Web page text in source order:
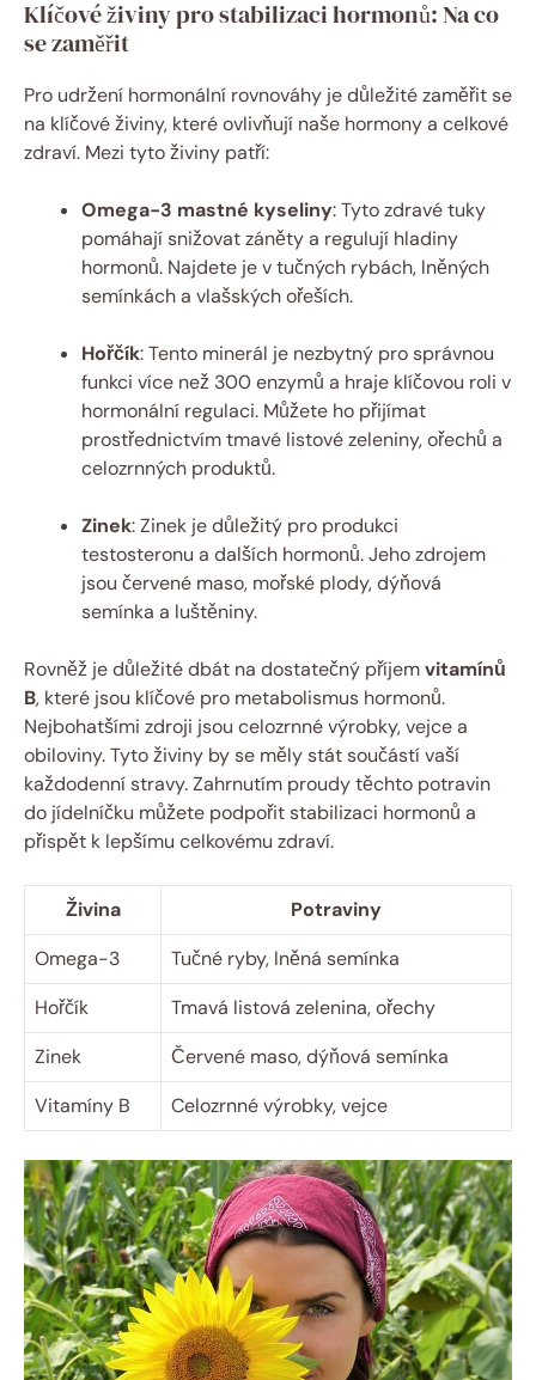
Klíčové živiny pro stabilizaci hormonů: Na co
se zaměřit
Pro udržení hormonální rovnováhy je důležité zaměřit se
na klíčové živiny, které ovlivňují naše hormony a celkové
zdraví. Mezi tyto živiny patří:
Omega-3 mastné kyseliny: Tyto zdravé tuky
pomáhají snižovat záněty a regulují hladiny
hormonů. Najdete je v tučných rybách, lněných
semínkách a vlašských ořeších.
Hořčík: Tento minerál je nezbytný pro správnou
funkci více než 300 enzymů a hraje klíčovou roli v
hormonální regulaci. Můžete ho přijímat
prostřednictvím tmavé listové zeleniny, ořechů a
celozrnných produktů.
Zinek: Zinek je důležitý pro produkci
testosteronu a dalších hormonů. Jeho zdrojem
jsou červené maso, mořské plody, dýňová
semínka a luštěniny.
Rovněž je důležité dbát na dostatečný příjemvitamínů
B, které jsou klíčové pro metabolismus hormonů.
Nejbohatšími zdroji jsou celozrnné výrobky, vejce a
obiloviny. Tyto živiny by se měly stát součástí vaší
každodenní stravy. Zahrnutím proudy těchto potravin
do jídelníčku můžete podpořit stabilizaci hormonů a
přispět k lepšímu celkovému zdraví.
Živina
Potraviny
Omega-3
Tučné ryby, lněná semínka
Hořčík
Tmavá listová zelenina, ořechy
Zinek
Červené maso, dýňová semínka
Vitamíny B
Celozrnné výrobky, vejce